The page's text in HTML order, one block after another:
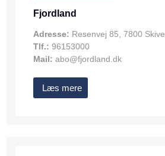
Fjordland
Adresse: Resenvej 85, 7800 Skive
Tlf.: 96153000
Mail: abo@fjordland.dk
Læs mere